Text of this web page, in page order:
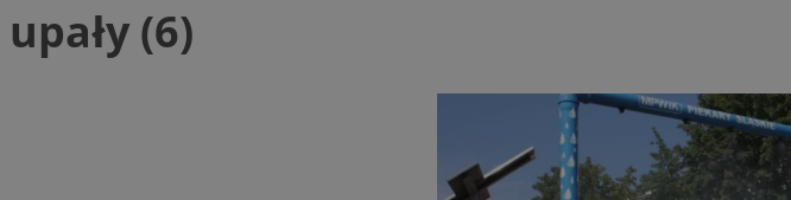
upały (6)